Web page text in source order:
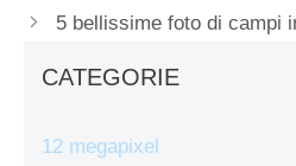
5 bellissime foto di campi
CATEGORIE
12 megapixel